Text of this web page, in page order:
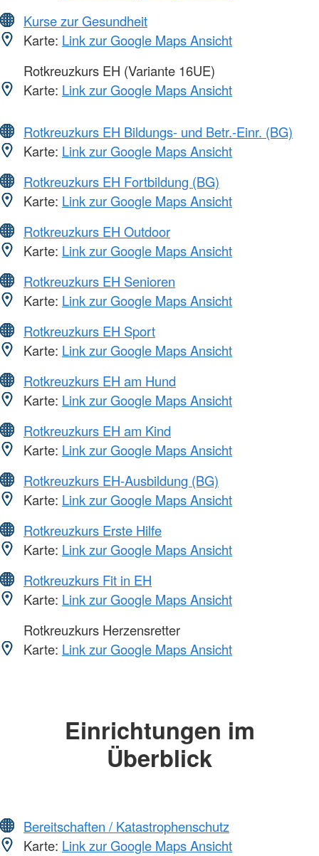
Kurse zur Gesundheit
Karte: Link zur Google Maps Ansicht
Rotkreuzkurs EH (Variante 16UE)
Karte: Link zur Google Maps Ansicht
Rotkreuzkurs EH Bildungs- und Betr.-Einr. (BG)
Karte: Link zur Google Maps Ansicht
Rotkreuzkurs EH Fortbildung (BG)
Karte: Link zur Google Maps Ansicht
Rotkreuzkurs EH Outdoor
Karte: Link zur Google Maps Ansicht
Rotkreuzkurs EH Senioren
Karte: Link zur Google Maps Ansicht
Rotkreuzkurs EH Sport
Karte: Link zur Google Maps Ansicht
Rotkreuzkurs EH am Hund
Karte: Link zur Google Maps Ansicht
Rotkreuzkurs EH am Kind
Karte: Link zur Google Maps Ansicht
Rotkreuzkurs EH-Ausbildung (BG)
Karte: Link zur Google Maps Ansicht
Rotkreuzkurs Erste Hilfe
Karte: Link zur Google Maps Ansicht
Rotkreuzkurs Fit in EH
Karte: Link zur Google Maps Ansicht
Rotkreuzkurs Herzensretter
Karte: Link zur Google Maps Ansicht
Einrichtungen im
Überblick
Bereitschaften / Katastrophenschutz
Karte: Link zur Google Maps Ansicht